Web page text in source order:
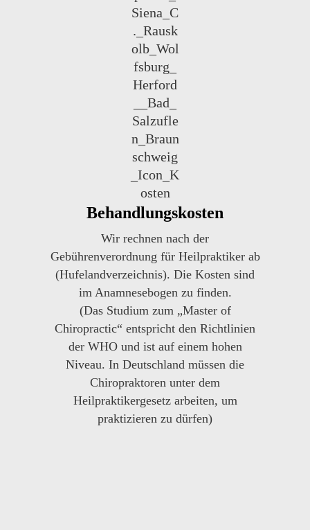
Behandlungskosten
Wir rechnen nach der
Gebührenverordnung für Heilpraktiker ab
(Hufelandverzeichnis). Die Kosten sind
im Anamnesebogen zu finden.
(Das Studium zum „Master of
Chiropractic“ entspricht den Richtlinien
der WHO und ist auf einem hohen
Niveau. In Deutschland müssen die
Chiropraktoren unter dem
Heilpraktikergesetz arbeiten, um
praktizieren zu dürfen)